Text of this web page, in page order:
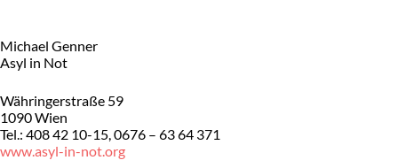
Michael Genner
Asyl in Not
Währingerstraße 59
1090 Wien
Tel.: 408 42 10-15, 0676 – 63 64 371
www.asyl-in-not.org